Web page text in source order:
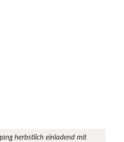
herbstlich einladend mit